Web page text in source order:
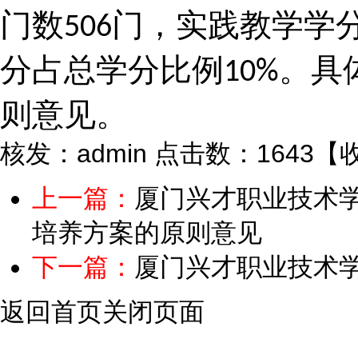
门数506门，实践教学学
分占总学分比例 10%。具
则意见。
核发：admin 点击数：1643 【
上一篇： 厦门兴才职业技术
培养方案的原则意见
下一篇： 厦门兴才职业技术
返回首页关闭页面